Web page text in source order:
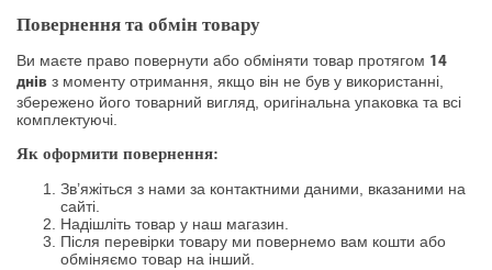
Повернення та обмін товару
Ви маєте право повернути або обміняти товар протягом 14
днів з моменту отримання, якщо він не був у використанні,
збережено його товарний вигляд, оригінальна упаковка та всі
комплектуючі.
Як оформити повернення:
Зв’яжіться з нами за контактними даними, вказаними на
сайті.
Надішліть товар у наш магазин.
Після перевірки товару ми повернемо вам кошти або
обміняємо товар на інший.